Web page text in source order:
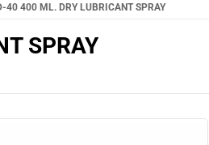
40 400 ML. DRY LUBRICANT SPRAY
SPRAY